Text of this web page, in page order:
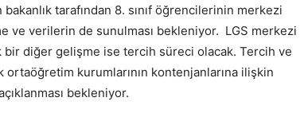
bakanlık tarafından 8. sınıf öğrencilerinin merkezi
ve verilerin de sunulması bekleniyor. LGS merkezi
bir diğer gelişme ise tercih süreci olacak. Tercih ve
kurumlarının kontenjanlarına ilişkin
bekleniyor.